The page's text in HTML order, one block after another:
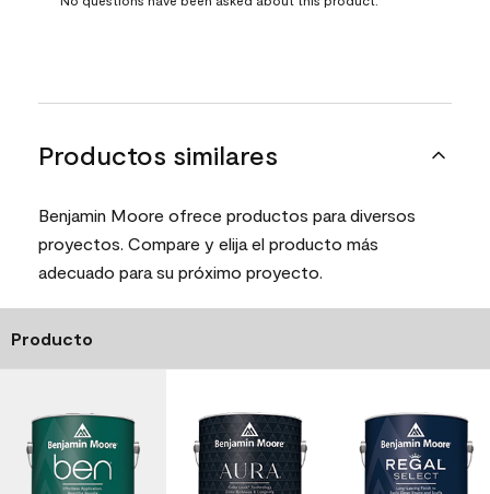
Productos similares
Benjamin Moore ofrece productos para diversos
proyectos. Compare y elija el producto más
adecuado para su próximo proyecto.
Producto